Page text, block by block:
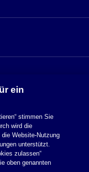
ein
stimmen Sie
wird die
Website-Nutzung
unterstützt.
zulassen“
oben genannten